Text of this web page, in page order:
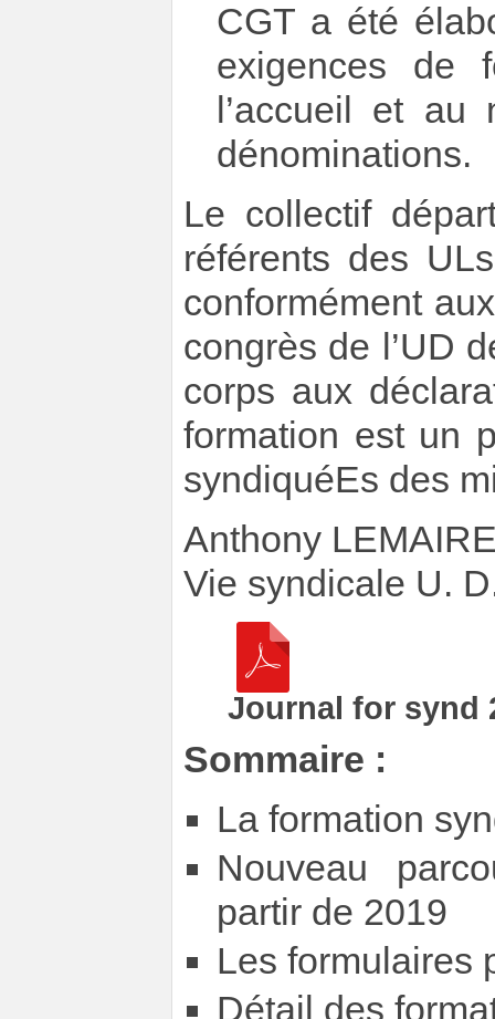
CGT a été
exigences de
l’accueil et au
dénominations.
Le collectif
référents des
conformément
congrès de l’UD
corps aux
formation est un
syndiquéEs des
Anthony
Vie syndicale U.
Journal for synd
Sommaire :
La formation
Nouveau
partir de 2019
Les formulaires
Détail des